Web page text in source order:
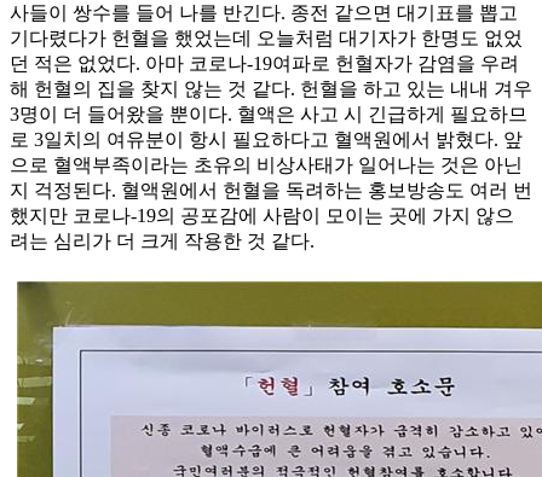
사들이 쌍수를 들어 나를 반긴다. 종전 같으면 대기표를 뽑고
기다렸다가 헌혈을 했었는데 오늘처럼 대기자가 한명도 없었
던 적은 없었다. 아마 코로나-19여파로 헌혈자가 감염을 우려
해 헌혈의 집을 찾지 않는 것 같다. 헌혈을 하고 있는 내내 겨우
3명이 더 들어왔을 뿐이다. 혈액은 사고 시 긴급하게 필요하므
로 3일치의 여유분이 항시 필요하다고 혈액원에서 밝혔다. 앞
으로 혈액부족이라는 초유의 비상사태가 일어나는 것은 아닌
지 걱정된다. 혈액원에서 헌혈을 독려하는 홍보방송도 여러 번
했지만 코로나-19의 공포감에 사람이 모이는 곳에 가지 않으
려는 심리가 더 크게 작용한 것 같다.